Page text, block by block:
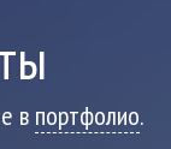
в портфолио.